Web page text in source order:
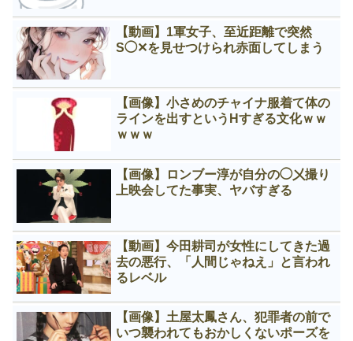
【動画】1軍女子、至近距離で突然
S◯✕を見せつけられ赤面してしまう
【画像】小さめのチャイナ服着て体の
ラインを出すというНすぎる文化ｗｗ
ｗｗｗ
【画像】ロンブー淳が自分の◯㐅撮り
上映会してた事実、ヤバすぎる
【動画】今田耕司が女性にしてきた過
去の悪行、「人間じゃねえ」と言われ
るレベル
【画像】土屋太鳳さん、犯罪者の前で
いつ襲われてもおかしくないポーズを